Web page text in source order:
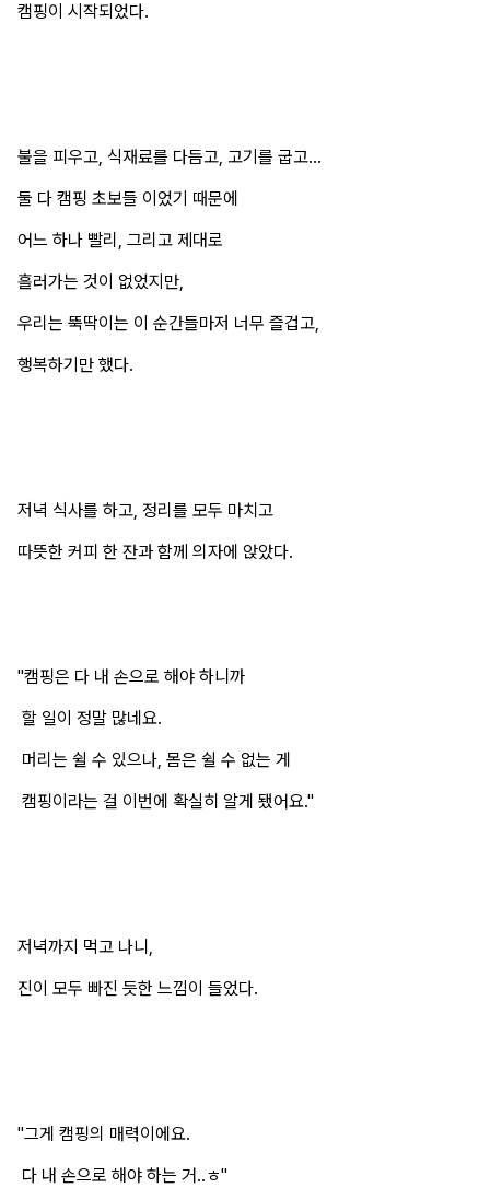
캠핑이 시작되었다.
불을 피우고, 식재료를 다듬고, 고기를 굽고...
둘 다 캠핑 초보들 이었기 때문에
어느 하나 빨리, 그리고 제대로
흘러가는 것이 없었지만,
우리는 뚝딱이는 이 순간들마저 너무 즐겁고,
행복하기만 했다.
저녁 식사를 하고, 정리를 모두 마치고
따뜻한 커피 한 잔과 함께 의자에 앉았다.
"캠핑은 다 내 손으로 해야 하니까
할 일이 정말 많네요.
머리는 쉴 수 있으나, 몸은 쉴 수 없는 게
캠핑이라는 걸 이번에 확실히 알게 됐어요."
저녁까지 먹고 나니,
진이 모두 빠진 듯한 느낌이 들었다.
"그게 캠핑의 매력이에요.
다 내 손으로 해야 하는 거..ㅎ"